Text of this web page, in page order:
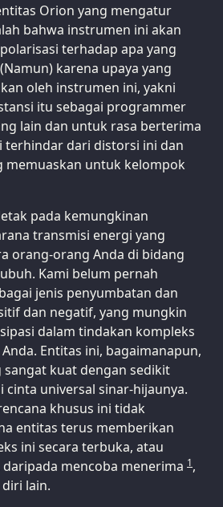
Orion yang mengatur
bahwa instrumen ini akan
terhadap apa yang
karena upaya yang
oleh instrumen ini, yakni
itu sebagai programmer
lain dan untuk rasa berterima
terhindar dari distorsi ini dan
memuaskan untuk kelompok
pada kemungkinan
transmisi energi yang
orang-orang Anda di bidang
Kami belum pernah
jenis penyumbatan dan
dan negatif, yang mungkin
dalam tindakan kompleks
Entitas ini, bagaimanapun,
sangat kuat dengan sedikit
cinta universal sinar-hijaunya.
khusus ini tidak
entitas terus memberikan
ini secara terbuka, atau
mencoba menerima 1,
lain.